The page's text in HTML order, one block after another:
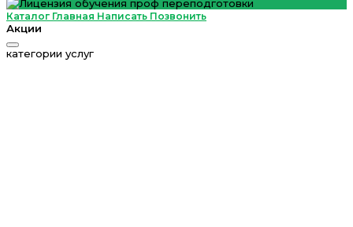
Каталог Главная Написать Позвонить
Акции
категории услуг